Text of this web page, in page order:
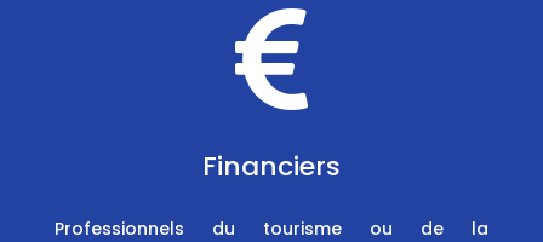

Financiers
Professionnels du tourisme ou de la